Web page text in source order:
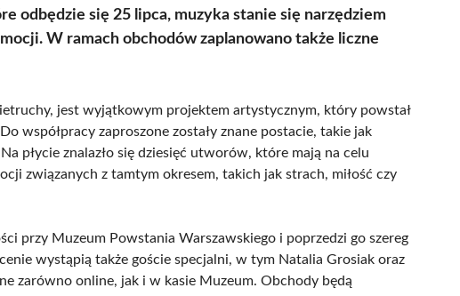
odbędzie się 25 lipca, muzyka stanie się narzędziem
W ramach obchodów zaplanowano także liczne
jest wyjątkowym projektem artystycznym, który powstał
współpracy zaproszone zostały znane postacie, takie jak
płycie znalazło się dziesięć utworów, które mają na celu
związanych z tamtym okresem, takich jak strach, miłość czy
przy Muzeum Powstania Warszawskiego i poprzedzi go szereg
wystąpią także goście specjalni, w tym Natalia Grosiak oraz
zarówno online, jak i w kasie Muzeum. Obchody będą